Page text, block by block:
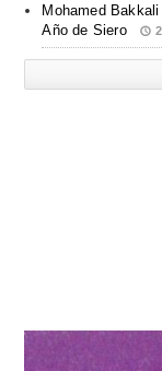
Mohamed
Año de Siero